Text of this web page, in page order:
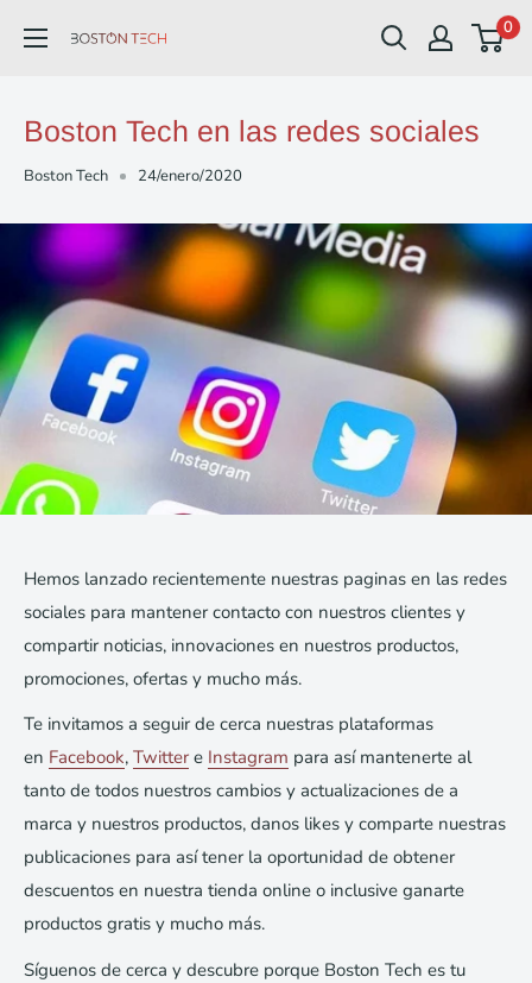
directamente
contenido
Boston
0
Boston Tech en las redes sociales
Boston Tech 24/enero/2020
Hemos lanzado recientemente nuestras paginas en las redes
sociales para mantener contacto con nuestros clientes y
compartir noticias, innovaciones en nuestros productos,
promociones, ofertas y mucho más.
Te invitamos a seguir de cerca nuestras plataformas
en Facebook, Twitter e Instagram para así mantenerte al
tanto de todos nuestros cambios y actualizaciones de a
marca y nuestros productos, danos likes y comparte nuestras
publicaciones para así tener la oportunidad de obtener
descuentos en nuestra tienda online o inclusive ganarte
productos gratis y mucho más.
Síguenos de cerca y descubre porque Boston Tech es tu